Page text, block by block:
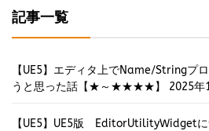
記事一覧
【UE5】エディタ上でName/Stringプ
うと思った話【★～★★★★】
2025年
【UE5】UE5版 EditorUtilityWidget